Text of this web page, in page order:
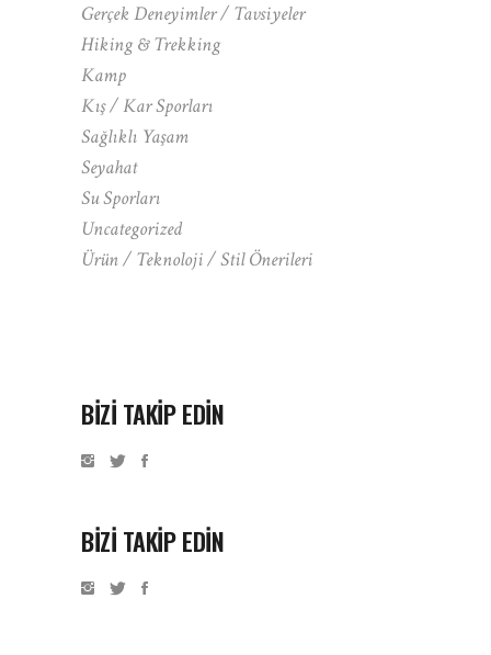
Gerçek Deneyimler / Tavsiyeler
Hiking & Trekking
Kamp
Kış / Kar Sporları
Sağlıklı Yaşam
Seyahat
Su Sporları
Uncategorized
Ürün / Teknoloji / Stil Önerileri
BIZI TAKIP EDIN
BİZİ TAKİP EDİN